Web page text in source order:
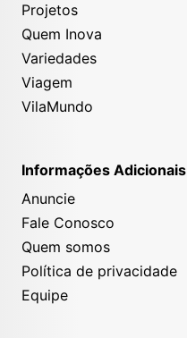
Projetos
Quem Inova
Variedades
Viagem
VilaMundo
Informações Adicionais
Anuncie
Fale Conosco
Quem somos
Política de privacidade
Equipe